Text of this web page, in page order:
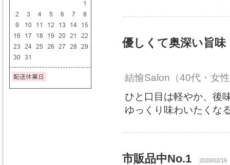
優しくて奥深い旨味
結愉Salon （40代・女
ひと口目は軽やか、後
ゆっくり味わいたくな
市販品中No.1 2020/02/19